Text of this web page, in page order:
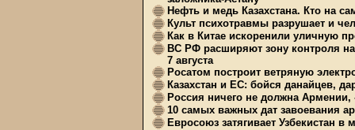
Нефть и медь Казахстана. Кто на
Культ психотравмы разрушает и
Как в Китае искоренили уличную
ВС РФ расширяют зону контроля на
7 августа
Росатом построит ветряную
Казахстан и ЕС: бойся данайцев,
Россия ничего не должна Армении,
10 самых важных дат завоевания
Евросоюз затягивает Узбекистан